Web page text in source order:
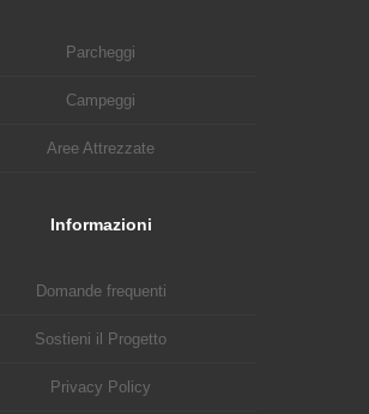
Parcheggi
Campeggi
Aree Attrezzate
Informazioni
Domande frequenti
Sostieni il Progetto
Privacy Policy